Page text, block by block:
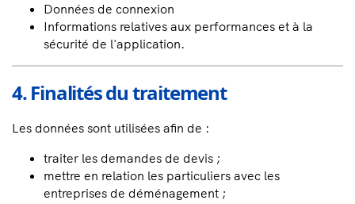
Données de connexion
Informations relatives aux performances et à la
sécurité de l'application.
4. Finalités du traitement
Les données sont utilisées afin de :
traiter les demandes de devis ;
mettre en relation les particuliers avec les
entreprises de déménagement ;